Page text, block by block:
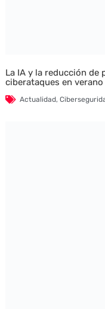
La IA y la reducción de
ciberataques en verano
Actualidad,